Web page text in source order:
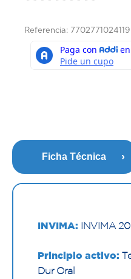
Referencia: 7702771024119
Ficha Técnica
INVIMA: INVIMA
Principio activo:
Dur Oral